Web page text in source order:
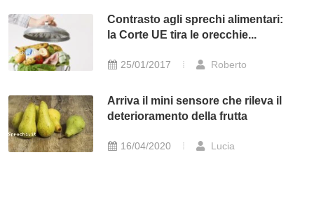
Contrasto agli sprechi alimentari:
la Corte UE tira le orecchie...
25/01/2017 Roberto
Arriva il mini sensore che rileva il
deterioramento della frutta
16/04/2020 Lucia